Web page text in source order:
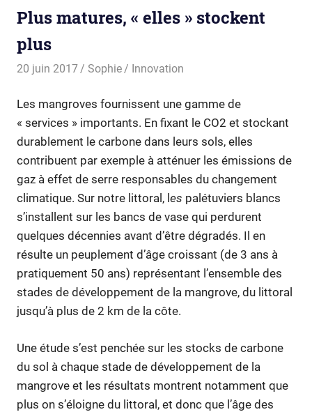
Plus matures, « elles » stockent
plus
20 juin 2017 Sophie Innovation
Les mangroves fournissent une gamme de
« services » importants. En fixant le CO2 et stockant
durablement le carbone dans leurs sols, elles
contribuent par exemple à atténuer les émissions de
gaz à effet de serre responsables du changement
climatique. Sur notre littoral, l es palétuviers blancs
s’installent sur les bancs de vase qui perdurent
quelques décennies avant d’être dégradés. Il en
résulte un peuplement d’âge croissant (de 3 ans à
pratiquement 50 ans) représentant l’ensemble des
stades de développement de la mangrove, du littoral
jusqu’à plus de 2 km de la côte.
Une étude s’est penchée sur les stocks de carbone
du sol à chaque stade de développement de la
mangrove et les résultats montrent notamment que
plus on s’éloigne du littoral, et donc que l’âge des